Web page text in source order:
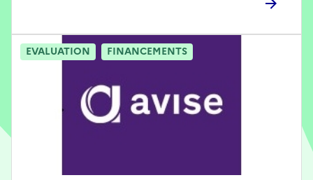
EVALUATION FINANCEMENTS